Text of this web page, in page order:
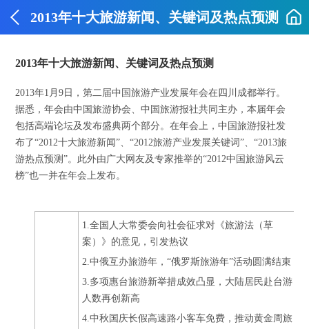
2013年十大旅游新闻、关键词及热点预测
2013年十大旅游新闻、关键词及热点预测
2013年1月9日，第二届中国旅游产业发展年会在四川成都举行。
据悉，年会由中国旅游协会、中国旅游报社共同主办，本届年会
包括高端论坛及发布盛典两个部分。在年会上，中国旅游报社发
布了“2012十大旅游新闻”、“2012旅游产业发展关键词”、“2013旅
游热点预测”。此外由广大网友及专家推举的“2012中国旅游风云
榜”也一并在年会上发布。
1.全国人大常委会向社会征求对《旅游法（草
案）》的意见，引发热议
2.中俄互办旅游年，“俄罗斯旅游年”活动圆满结束
3.多项惠台旅游新举措成效凸显，大陆居民赴台游
人数再创新高
4.中秋国庆长假高速路小客车免费，推动黄金周旅